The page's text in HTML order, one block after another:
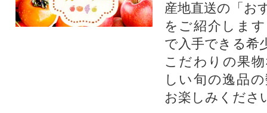
産地直送の「お
をご紹介しま
で入手できる希
こだわりの果
しい旬の逸品
お楽しみくださ